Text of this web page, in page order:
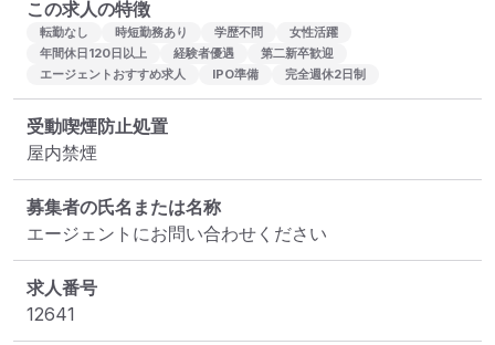
この求人の特徴
転勤なし 時短勤務あり 学歴不問
女性活躍
年間休日120日以上
経験者優遇
第二新卒歓迎
エージェントおすすめ求人
IPO準備 完全週休2日制
受動喫煙防止処置
屋内禁煙
募集者の氏名または名称
エージェントにお問い合わせください
求人番号
12641